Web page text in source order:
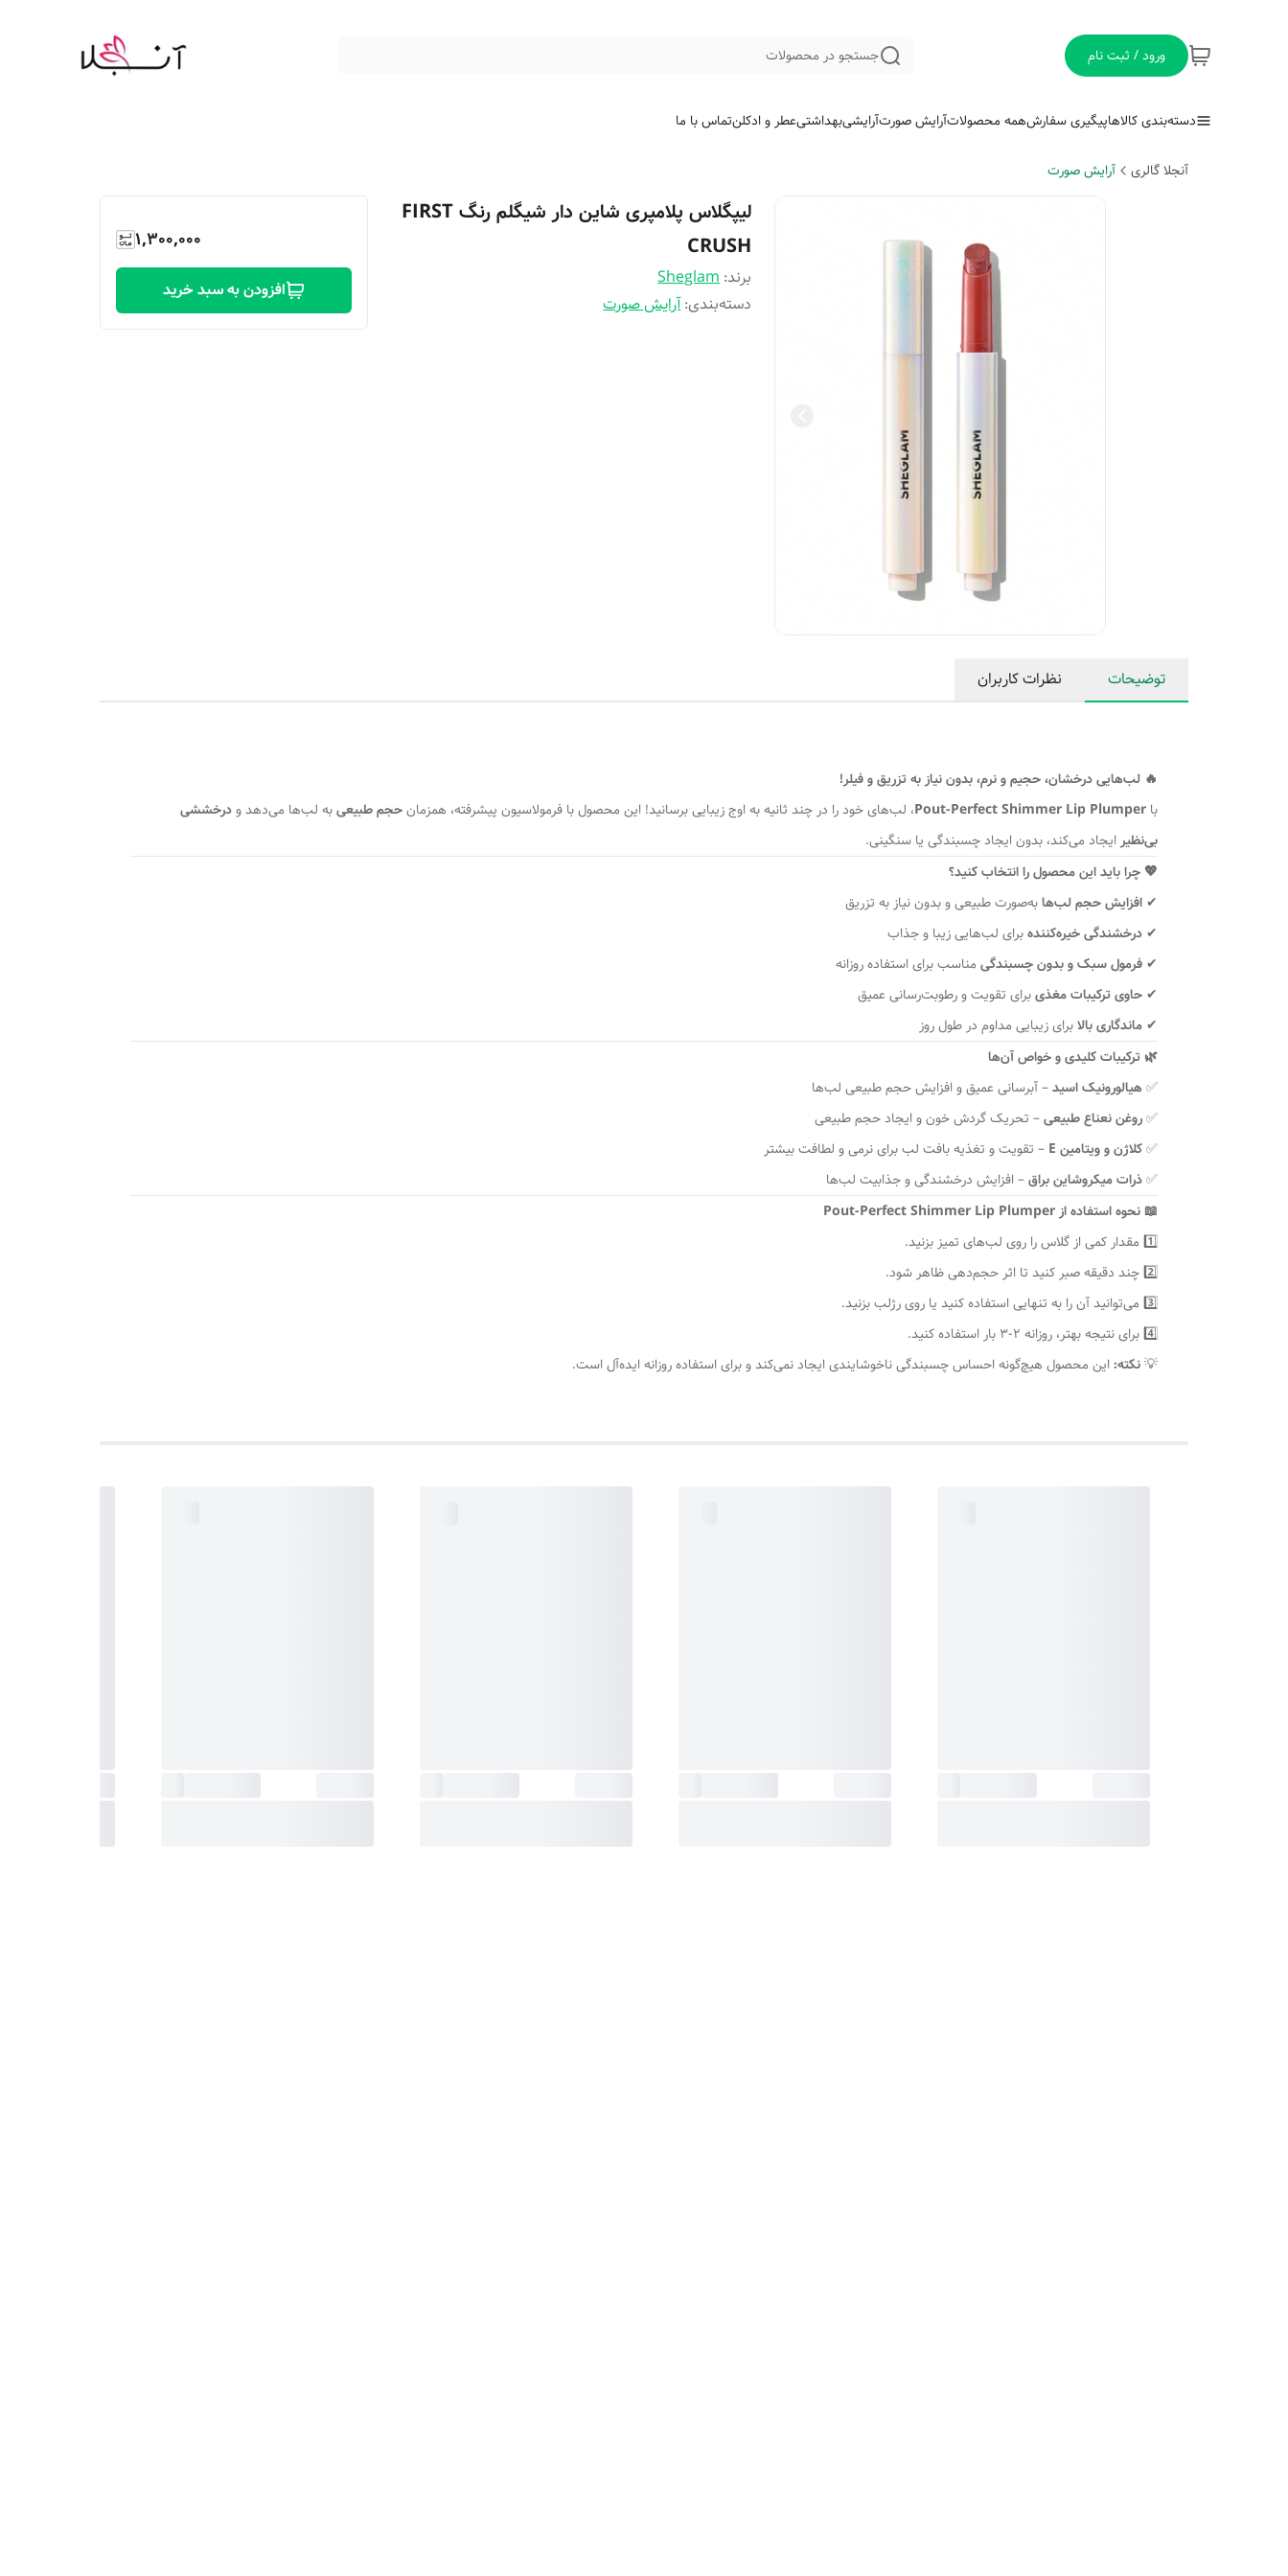
ورود / ثبت نام جستجو در محصولات
دسته‌بندی کالاهاپیگیری سفارشهمه محصولاتآرایش صورتآرایشیبهداشتیعطر و ادکلنتماس با ما
آنجلا گالری آرایش صورت
لیپگلاس پلامپری شاین دار شیگلم رنگ FIRST
CRUSH
برند:Sheglam
دسته‌بندی:آرایش صورت
1,300,000
افزودن به سبد خرید
توضیحات نظرات کاربران
🔥 لب‌هایی درخشان، حجیم و نرم، بدون نیاز به تزریق و فیلر!
با Pout-Perfect Shimmer Lip Plumper، لب‌های خود را در چند ثانیه به اوج زیبایی برسانید! این محصول با فرمولاسیون پیشرفته، همزمانحجم طبیعیبه لب‌ها می‌دهد ودرخششی
بی‌نظیر ایجاد می‌کند، بدون ایجاد چسبندگی یا سنگینی.
💖 چرا باید این محصول را انتخاب کنید؟
✔ افزایش حجم لب‌هابه‌صورت طبیعی و بدون نیاز به تزریق
✔ درخشندگی خیره‌کنندهبرای لب‌هایی زیبا و جذاب
✔ فرمول سبک و بدون چسبندگی مناسب برای استفاده روزانه
✔ حاوی ترکیبات مغذیبرای تقویت و رطوبت‌رسانی عمیق
✔ ماندگاری بالابرای زیبایی مداوم در طول روز
🌿 ترکیبات کلیدی و خواص آن‌ها
✅هیالورونیک اسید– آبرسانی عمیق و افزایش حجم طبیعی لب‌ها
✅روغن نعناع طبیعی– تحریک گردش خون و ایجاد حجم طبیعی
✅کلاژن و ویتامین E
– تقویت و تغذیه بافت لب برای نرمی و لطافت بیشتر
✅ذرات میکرو‌شاین براق– افزایش درخشندگی و جذابیت لب‌ها
📖 نحوه استفاده از Pout-Perfect Shimmer Lip Plumper
1️⃣ مقدار کمی از گلاس را روی لب‌های تمیز بزنید.
2️⃣ چند دقیقه صبر کنید تا اثر حجم‌دهی ظاهر شود.
3️⃣ می‌توانید آن را به تنهایی استفاده کنید یا روی رژلب بزنید.
4️⃣ برای نتیجه بهتر، روزانه ۲-۳ بار استفاده کنید.
💡نکته: این محصول هیچ‌گونه احساس چسبندگی ناخوشایندی ایجاد نمی‌کند و برای استفاده روزانه ایده‌آل است.